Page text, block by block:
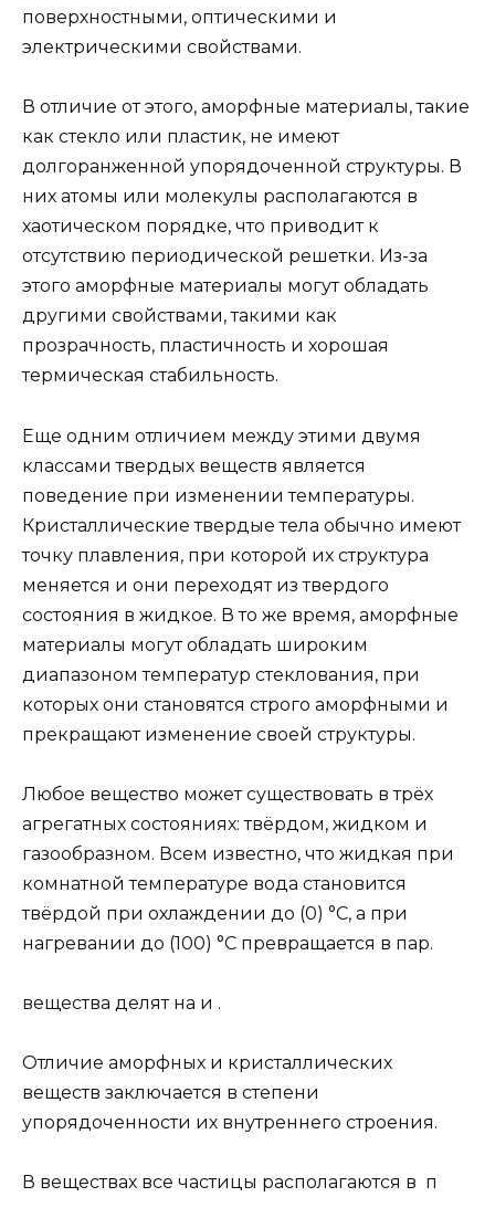
поверхностными, оптическими и
электрическими свойствами.
В отличие от этого, аморфные материалы, такие
как стекло или пластик, не имеют
долгоранженной упорядоченной структуры. В
них атомы или молекулы располагаются в
хаотическом порядке, что приводит к
отсутствию периодической решетки. Из-за
этого аморфные материалы могут обладать
другими свойствами, такими как
прозрачность, пластичность и хорошая
термическая стабильность.
Еще одним отличием между этими двумя
классами твердых веществ является
поведение при изменении температуры.
Кристаллические твердые тела обычно имеют
точку плавления, при которой их структура
меняется и они переходят из твердого
состояния в жидкое. В то же время, аморфные
материалы могут обладать широким
диапазоном температур стеклования, при
которых они становятся строго аморфными и
прекращают изменение своей структуры.
Любое вещество может существовать в трёх
агрегатных состояниях: твёрдом, жидком и
газообразном. Всем известно, что жидкая при
комнатной температуре вода становится
твёрдой при охлаждении до (0) °С, а при
нагревании до (100) °С превращается в пар.
вещества делят на и .
Отличие аморфных и кристаллических
веществ заключается в степени
упорядоченности их внутреннего строения.
В веществах все частицы располагаются в п